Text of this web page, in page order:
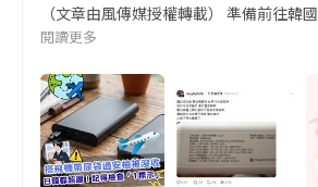
（文章由風傳媒授權轉載） 準備前往
閱讀更多